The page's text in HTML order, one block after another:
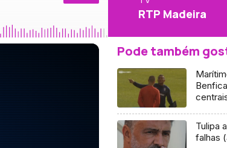
RTP Madeira
Pode também
Tulipa
falhas